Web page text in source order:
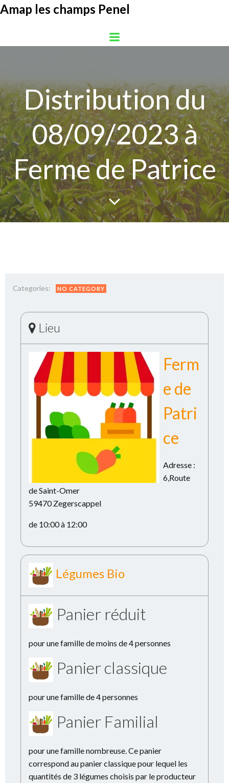
Aller
Amap les champs Penel
Distribution du
08/09/2023 à
Ferme de Patrice
Categories: NO CATEGORY
Lieu
Ferm
e de
Patri
ce
Adresse :
6,Route
de Saint-Omer
59470 Zegerscappel
de 10:00 à 12:00
Légumes Bio
Panier réduit
pour une famille de moins de 4 personnes
Panier classique
pour une famille de 4 personnes
Panier Familial
pour une famille nombreuse. Ce panier
correspond au panier classique pour lequel les
quantités de 3 légumes choisis par le producteur